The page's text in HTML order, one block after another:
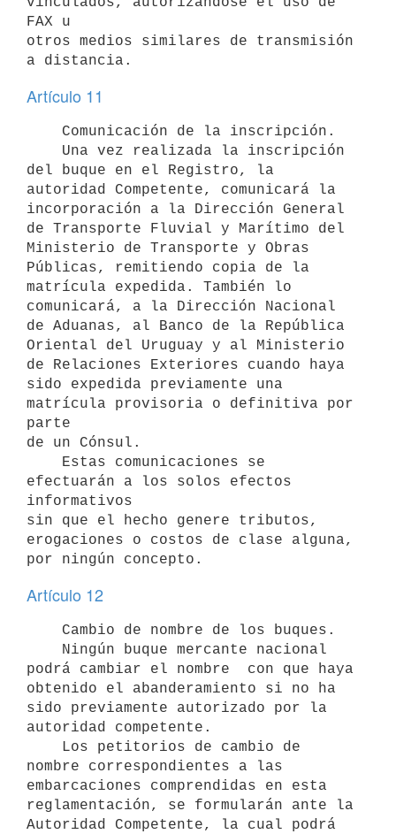
FAX u
otros medios similares de transmisión
Artículo 11
del buque en el Registro, la
autoridad Competente, comunicará la
incorporación a la Dirección General
de Transporte Fluvial y Marítimo del
Ministerio de Transporte y Obras
Públicas, remitiendo copia de la
matrícula expedida. También lo
comunicará, a la Dirección Nacional
de Aduanas, al Banco de la República
Oriental del Uruguay y al Ministerio
de Relaciones Exteriores cuando haya
sido expedida previamente una
matrícula provisoria o definitiva por
parte
de un Cónsul.
efectuarán a los solos efectos
informativos
sin que el hecho genere tributos,
erogaciones o costos de clase alguna,
Artículo 12
podrá cambiar el nombre  con que haya
obtenido el abanderamiento si no ha
sido previamente autorizado por la
autoridad competente.
nombre correspondientes a las
embarcaciones comprendidas en esta
reglamentación, se formularán ante la
Autoridad Competente, la cual podrá